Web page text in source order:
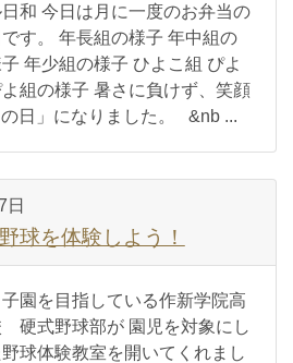
日和 今日は月に一度のお弁当の
です。 年長組の様子 年中組の
年少組の様子 ひよこ組 ぴよ
よ組の様子 暑さに負けず、笑顔
日」になりました。 &nb ...
日
球を体験しよう！
子園を目指している作新学院高
硬式野球部が 園児を対象にし
野球体験教室を開いてくれまし